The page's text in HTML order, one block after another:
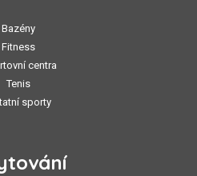
Bazény
Fitness
centra
Tenis
sporty